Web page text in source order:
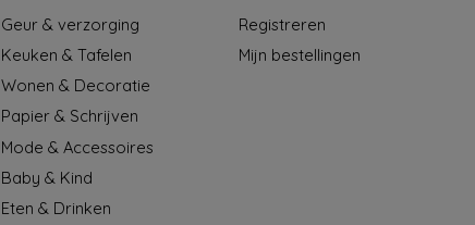
Geur & verzorging
Keuken & Tafelen
Wonen & Decoratie
Papier & Schrijven
Mode & Accessoires
Baby & Kind
Eten & Drinken
Registreren
Mijn bestellingen